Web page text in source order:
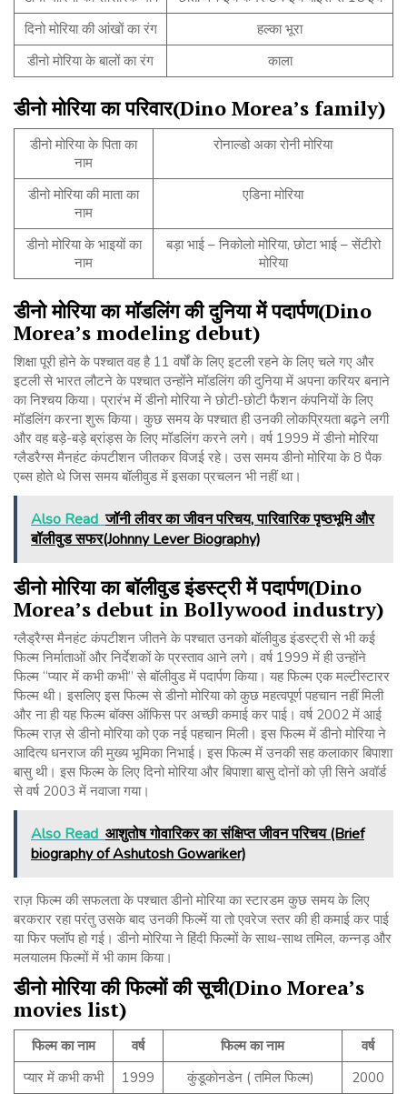
दिनो मोरिया की आंखों का रंग
हल्का भूरा
डीनो मोरिया के बालों का रंग
काला
डीनो मोरिया का परिवार(Dino Morea’s family)
डीनो मोरिया के पिता का
नाम
रोनाल्डो अका रोनी मोरिया
डीनो मोरिया की माता का
नाम
एडिना मोरिया
डीनो मोरिया के भाइयों का
नाम
बड़ा भाई – निकोलो मोरिया, छोटा भाई – सेंटीरो
मोरिया
डीनो मोरिया का मॉडलिंग की दुनिया में पदार्पण(Dino
Morea’s modeling debut)
शिक्षा पूरी होने के पश्चात वह है 11 वर्षों के लिए इटली रहने के लिए चले गए और
इटली से भारत लौटने के पश्चात उन्होंने मॉडलिंग की दुनिया में अपना करियर बनाने
का निश्चय किया। प्रारंभ में डीनो मोरिया ने छोटी-छोटी फैशन कंपनियों के लिए
मॉडलिंग करना शुरू किया। कुछ समय के पश्चात ही उनकी लोकप्रियता बढ़ने लगी
और वह बड़े-बड़े ब्रांड्स के लिए मॉडलिंग करने लगे। वर्ष 1999 में डीनो मोरिया
ग्लैडरैग्स मैनहंट कंपटीशन जीतकर विजई रहे। उस समय डीनो मोरिया के 8 पैक
एब्स होते थे जिस समय बॉलीवुड में इसका प्रचलन भी नहीं था।
Also Read जॉनी लीवर का जीवन परिचय, पारिवारिक पृष्ठभूमि और
बॉलीवुड सफर(Johnny Lever Biography)
डीनो मोरिया का बॉलीवुड इंडस्ट्री में पदार्पण(Dino
Morea’s debut in Bollywood industry)
ग्लैड्रैग्स मैनहंट कंपटीशन जीतने के पश्चात उनको बॉलीवुड इंडस्ट्री से भी कई
फिल्म निर्माताओं और निर्देशकों के प्रस्ताव आने लगे। वर्ष 1999 में ही उन्होंने
फिल्म “प्यार में कभी कभी” से बॉलीवुड में पदार्पण किया। यह फिल्म एक मल्टीस्टारर
फिल्म थी। इसलिए इस फिल्म से डीनो मोरिया को कुछ महत्वपूर्ण पहचान नहीं मिली
और ना ही यह फिल्म बॉक्स ऑफिस पर अच्छी कमाई कर पाई। वर्ष 2002 में आई
फिल्म राज़ से डीनो मोरिया को एक नई पहचान मिली। इस फिल्म में डीनो मोरिया ने
आदित्य धनराज की मुख्य भूमिका निभाई। इस फिल्म में उनकी सह कलाकार बिपाशा
बासु थी। इस फिल्म के लिए दिनो मोरिया और बिपाशा बासु दोनों को ज़ी सिने अवॉर्ड
से वर्ष 2003 में नवाजा गया।
Also Read आशुतोष गोवारिकर का संक्षिप्त जीवन परिचय (Brief
biography of Ashutosh Gowariker)
राज़ फिल्म की सफलता के पश्चात डीनो मोरिया का स्टारडम कुछ समय के लिए
बरकरार रहा परंतु उसके बाद उनकी फिल्में या तो एवरेज स्तर की ही कमाई कर पाई
या फिर फ्लॉप हो गई। डीनो मोरिया ने हिंदी फिल्मों के साथ-साथ तमिल, कन्नड़ और
मलयालम फिल्मों में भी काम किया।
डीनो मोरिया की फिल्मों की सूची(Dino Morea’s
movies list)
फिल्म का नाम वर्ष फिल्म का नाम
वर्ष
प्यार में कभी कभी
1999 कुंडूकोनडेन ( तमिल फिल्म) 2000